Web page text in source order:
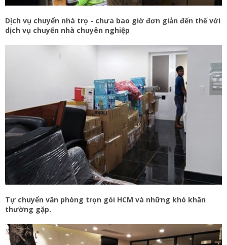
Dịch vụ chuyển nhà trọ - chưa bao giờ đơn giản đến thế với
dịch vụ chuyển nhà chuyên nghiệp
Tự chuyển văn phòng trọn gói HCM và những khó khăn
thường gặp.